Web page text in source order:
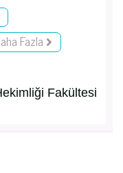
Fazla
Fakültesi